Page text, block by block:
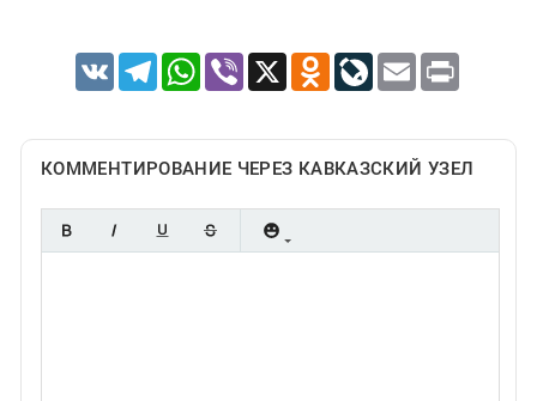
VK TelegramWhatsApp
Viber X Odnoklassniki
LiveJournal
Email Print
КОММЕНТИРОВАНИЕ ЧЕРЕЗ КАВКАЗСКИЙ УЗЕЛ